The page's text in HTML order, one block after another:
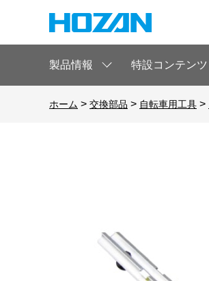
製品情報 特設コンテンツ
ホーム > 交換部品 > 自転車用工具 >